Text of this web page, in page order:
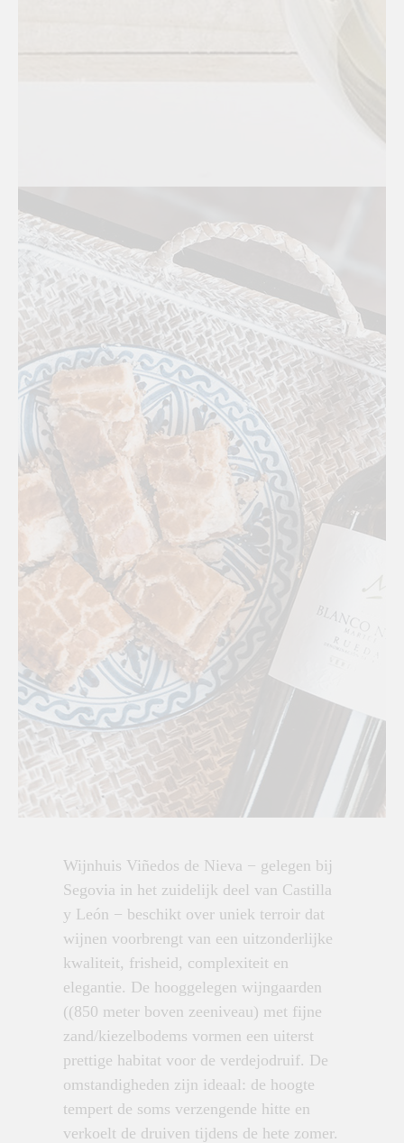
Wijnhuis Viñedos de Nieva − gelegen bij
Segovia in het zuidelijk deel van Castilla
y León − beschikt over uniek terroir dat
wijnen voorbrengt van een uitzonderlijke
kwaliteit, frisheid, complexiteit en
elegantie. De hooggelegen wijngaarden
((850 meter boven zeeniveau) met fijne
zand/kiezelbodems vormen een uiterst
prettige habitat voor de verdejodruif. De
omstandigheden zijn ideaal: de hoogte
tempert de soms verzengende hitte en
verkoelt de druiven tijdens de hete zomer.